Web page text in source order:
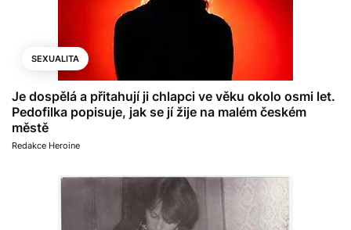
SEXUALITA
Je dospělá a přitahují ji chlapci ve věku okolo osmi let.
Pedofilka popisuje, jak se jí žije na malém českém
městě
Redakce Heroine